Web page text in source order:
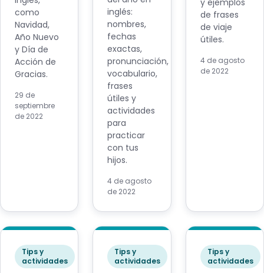
como
Navidad,
Año Nuevo
y Día de
Acción de
Gracias.
29 de
septiembre
de 2022
inglés:
nombres,
fechas
exactas,
pronunciación,
vocabulario,
frases
útiles y
actividades
para
practicar
con tus
hijos.
4 de agosto
de 2022
y ejemplos
de frases
de viaje
útiles.
4 de agosto
de 2022
Tips y
actividades
Tips y
actividades
Tips y
actividades